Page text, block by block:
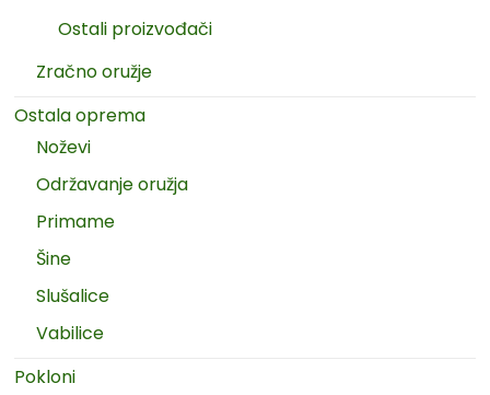
Ostali proizvođači
Zračno oružje
Ostala oprema
Noževi
Održavanje oružja
Primame
Šine
Slušalice
Vabilice
Pokloni